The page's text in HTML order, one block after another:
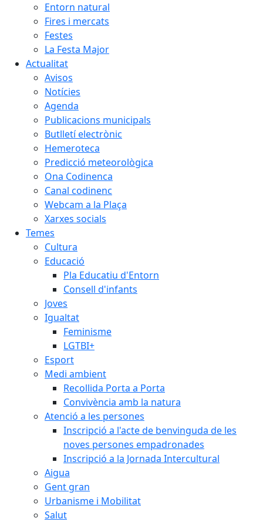
Entorn natural
Fires i mercats
Festes
La Festa Major
Actualitat
Avisos
Notícies
Agenda
Publicacions municipals
Butlletí electrònic
Hemeroteca
Predicció meteorològica
Ona Codinenca
Canal codinenc
Webcam a la Plaça
Xarxes socials
Temes
Cultura
Educació
Pla Educatiu d'Entorn
Consell d'infants
Joves
Igualtat
Feminisme
LGTBI+
Esport
Medi ambient
Recollida Porta a Porta
Convivència amb la natura
Atenció a les persones
Inscripció a l'acte de benvinguda de les
noves persones empadronades
Inscripció a la Jornada Intercultural
Aigua
Gent gran
Urbanisme i Mobilitat
Salut